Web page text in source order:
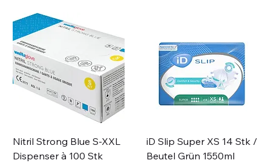
Nitril Strong Blue S-XXL
Dispenser à 100 Stk
iD Slip Super XS 14 Stk /
Beutel Grün 1550ml